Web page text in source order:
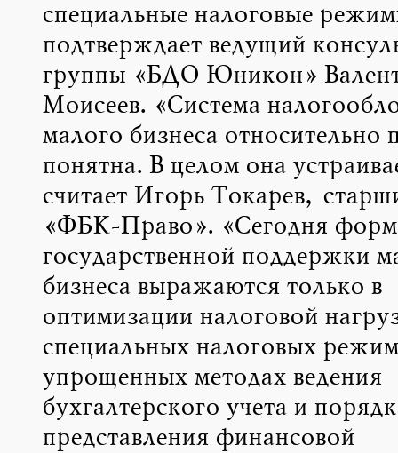
специальные налоговые
подтверждает ведущий
группы «БДО Юникон»
Моисеев. «Система
малого бизнеса относительно
понятна. В целом она
считает Игорь Токарев,
«ФБК-Право». «Сегодня
государственной поддержки
бизнеса выражаются только в
оптимизации налоговой
специальных налоговых
упрощенных методах ведения
бухгалтерского учета и
представления финансовой